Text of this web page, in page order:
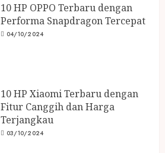
10 HP OPPO Terbaru dengan
Performa Snapdragon Tercepat
04/10/2024
10 HP Xiaomi Terbaru dengan
Fitur Canggih dan Harga
Terjangkau
03/10/2024